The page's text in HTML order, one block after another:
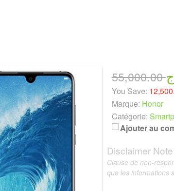
You Save:
Marque: Honor
Catégorie:
Ajouter au
Disclaimer Note
Clause de non-
que les informations